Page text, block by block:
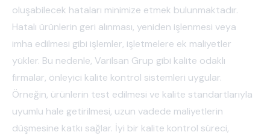
oluşabilecek hataları minimize etmek bulunmaktadır.
Hatalı ürünlerin geri alınması, yeniden işlenmesi veya
imha edilmesi gibi işlemler, işletmelere ek maliyetler
yükler. Bu nedenle, Varilsan Grup gibi kalite odaklı
firmalar, önleyici kalite kontrol sistemleri uygular.
Örneğin, ürünlerin test edilmesi ve kalite standartlarıyla
uyumlu hale getirilmesi, uzun vadede maliyetlerin
düşmesine katkı sağlar. İyi bir kalite kontrol süreci,